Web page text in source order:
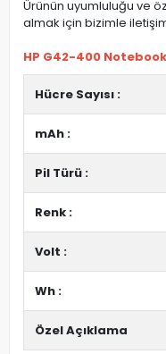
Ürünün uyumluluğu ve
almak için bizimle
HP G42-400
Hücre Sayısı :
mAh :
Pil Türü :
Renk :
Volt :
Wh :
Özel Açıklama